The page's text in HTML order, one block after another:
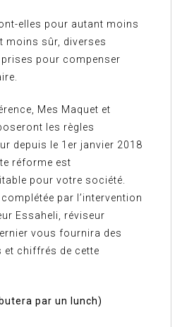
elles pour autant moins
moins sûr, diverses
pour compenser
Mes Maquet et
les règles
depuis le 1er janvier 2018
réforme est
pour votre société.
par l’intervention
Essaheli, réviseur
vous fournira des
et chiffrés de cette
par un lunch)